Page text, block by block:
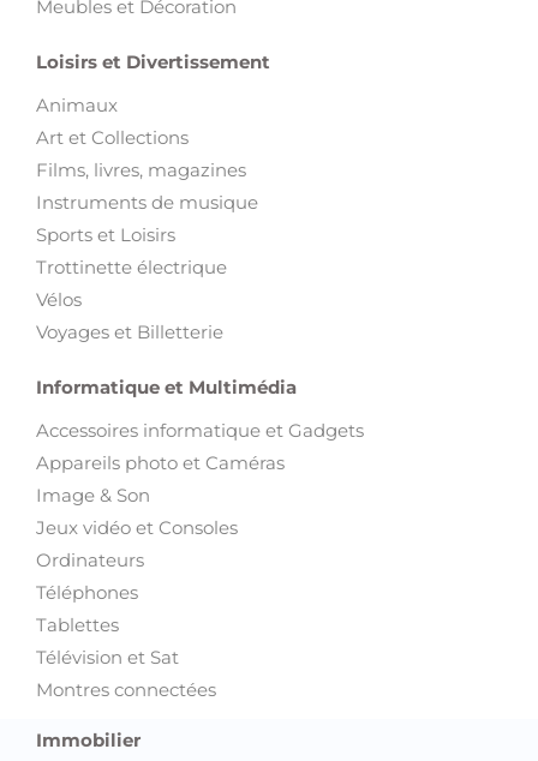
Meubles et Décoration
Loisirs et Divertissement
Animaux
Art et Collections
Films, livres, magazines
Instruments de musique
Sports et Loisirs
Trottinette électrique
Vélos
Voyages et Billetterie
Informatique et Multimédia
Accessoires informatique et Gadgets
Appareils photo et Caméras
Image & Son
Jeux vidéo et Consoles
Ordinateurs
Téléphones
Tablettes
Télévision et Sat
Montres connectées
Immobilier